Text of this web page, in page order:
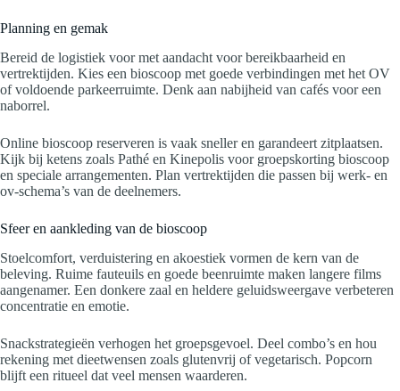
Planning en gemak
Bereid de logistiek voor met aandacht voor bereikbaarheid en
vertrektijden. Kies een bioscoop met goede verbindingen met het OV
of voldoende parkeerruimte. Denk aan nabijheid van cafés voor een
naborrel.
Online bioscoop reserveren is vaak sneller en garandeert zitplaatsen.
Kijk bij ketens zoals Pathé en Kinepolis voor groepskorting bioscoop
en speciale arrangementen. Plan vertrektijden die passen bij werk- en
ov-schema’s van de deelnemers.
Sfeer en aankleding van de bioscoop
Stoelcomfort, verduistering en akoestiek vormen de kern van de
beleving. Ruime fauteuils en goede beenruimte maken langere films
aangenamer. Een donkere zaal en heldere geluidsweergave verbeteren
concentratie en emotie.
Snackstrategieën verhogen het groepsgevoel. Deel combo’s en hou
rekening met dieetwensen zoals glutenvrij of vegetarisch. Popcorn
blijft een ritueel dat veel mensen waarderen.